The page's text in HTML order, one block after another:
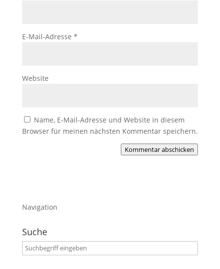
E-Mail-Adresse *
Website
Name, E-Mail-Adresse und Website in diesem
Browser für meinen nächsten Kommentar speichern.
Kommentar abschicken
Navigation
Suche